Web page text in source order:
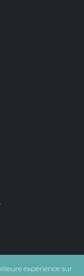
expérience sur